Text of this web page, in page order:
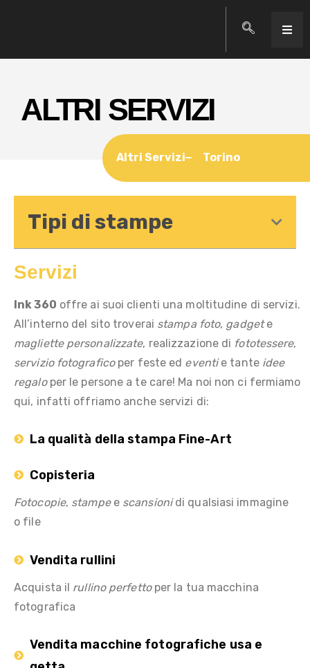
ALTRI SERVIZI
Altri Servizi Torino
Tipi di stampe
Servizi
Ink 360 offre ai suoi clienti una moltitudine di servizi.
All’interno del sito troverai stampa foto, gadgete
magliette personalizzate, realizzazione di fototessere,
servizio fotograficoper feste ed eventie tanteidee
regaloper le persone a te care! Ma noi non ci fermiamo
qui, infatti offriamo anche servizi di:
La qualità della stampa Fine-Art
Copisteria
Fotocopie, stampe e scansionidi qualsiasi immagine
o file
Vendita rullini
Acquista il rullino perfettoper la tua macchina
fotografica
Vendita macchine fotografiche usa e